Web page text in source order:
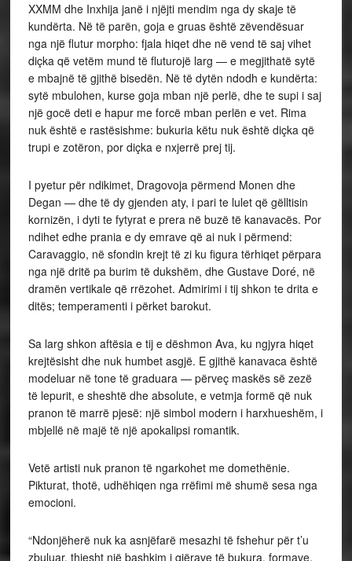
XXMM dhe Inxhija janë i njëjti mendim nga dy skaje të
kundërta. Në të parën, goja e gruas është zëvendësuar
nga një flutur morpho: fjala hiqet dhe në vend të saj vihet
diçka që vetëm mund të fluturojë larg — e megjithatë sytë
e mbajnë të gjithë bisedën. Në të dytën ndodh e kundërta:
sytë mbulohen, kurse goja mban një perlë, dhe te supi i saj
një gocë deti e hapur me forcë mban perlën e vet. Rima
nuk është e rastësishme: bukuria këtu nuk është diçka që
trupi e zotëron, por diçka e nxjerrë prej tij.
I pyetur për ndikimet, Dragovoja përmend Monen dhe
Degan — dhe të dy gjenden aty, i pari te lulet që gëlltisin
kornizën, i dyti te fytyrat e prera në buzë të kanavacës. Por
ndihet edhe prania e dy emrave që ai nuk i përmend:
Caravaggio, në sfondin krejt të zi ku figura tërhiqet përpara
nga një dritë pa burim të dukshëm, dhe Gustave Doré, në
dramën vertikale që rrëzohet. Admirimi i tij shkon te drita e
ditës; temperamenti i përket barokut.
Sa larg shkon aftësia e tij e dëshmon Ava, ku ngjyra hiqet
krejtësisht dhe nuk humbet asgjë. E gjithë kanavaca është
modeluar në tone të graduara — përveç maskës së zezë
të lepurit, e sheshtë dhe absolute, e vetmja formë që nuk
pranon të marrë pjesë: një simbol modern i harxhueshëm, i
mbjellë në majë të një apokalipsi romantik.
Vetë artisti nuk pranon të ngarkohet me domethënie.
Pikturat, thotë, udhëhiqen nga rrëfimi më shumë sesa nga
emocioni.
“Ndonjëherë nuk ka asnjëfarë mesazhi të fshehur për t’u
zbuluar, thjesht një bashkim i gjërave të bukura, formave,